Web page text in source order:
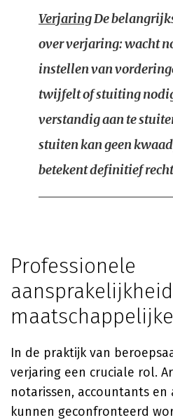
VerjaringDe
over verjaring: wacht
instellen van
twijfelt of stuiting
verstandig aan te
stuiten kan geen
betekent definitief
Professionele
In de praktijk van
verjaring een cruciale rol.
notarissen, accountants
kunnen geconfronteerd